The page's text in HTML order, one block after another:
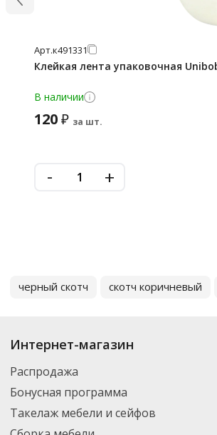
Арт.к491331
Клейкая лента упаковочная
В наличии
120₽ за шт.
- +
черный скотч скотч коричневый
Интернет-магазин
Распродажа
Бонусная программа
Такелаж мебели и сейфов